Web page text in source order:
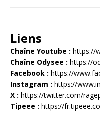
Liens
Chaîne Youtube : https://
Chaîne Odysee : https://
Facebook : https://
Instagram : https://
X : https://twitter.com/
Tipeee : https://